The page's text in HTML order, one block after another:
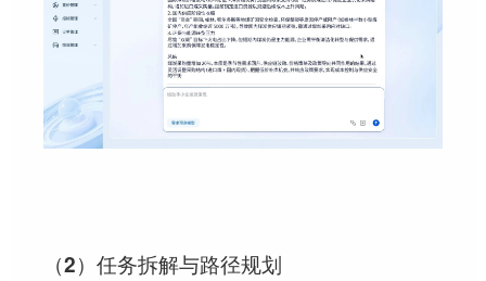
（2）任务拆解与路径规划